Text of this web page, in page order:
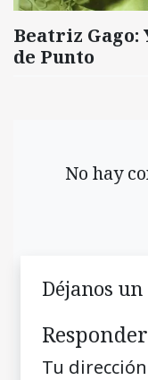
Beatriz
de Punto
No hay
Déjanos
Responder
Tu